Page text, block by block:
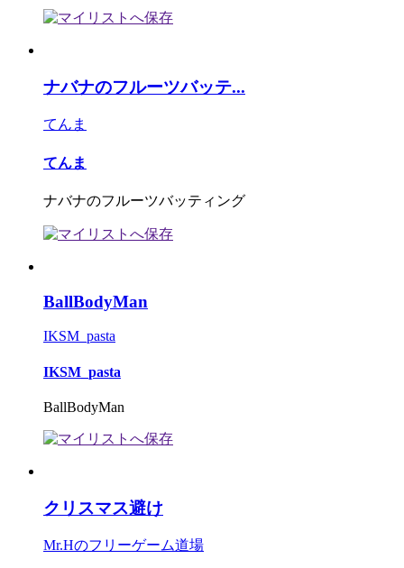
ナバナのフルーツバッテ...
てんま
てんま
ナバナのフルーツバッティング
BallBodyMan
IKSM_pasta
IKSM_pasta
BallBodyMan
クリスマス避け
Mr.Hのフリーゲーム道場